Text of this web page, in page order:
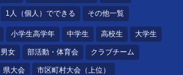
1人（個人）でできる その他一覧
小学生高学年 中学生 高校生 大学生
男女 部活動・体育会 クラブチーム
県大会 市区町村大会（上位）